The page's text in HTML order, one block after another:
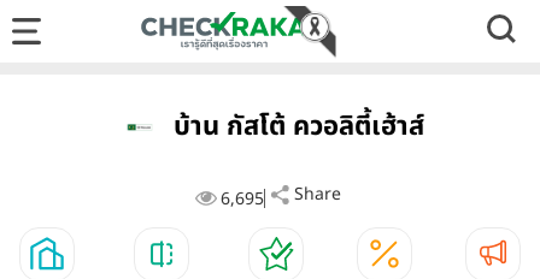
บ้าน กัสโต้ ควอลิตี้เฮ้าส์
6,695 Share